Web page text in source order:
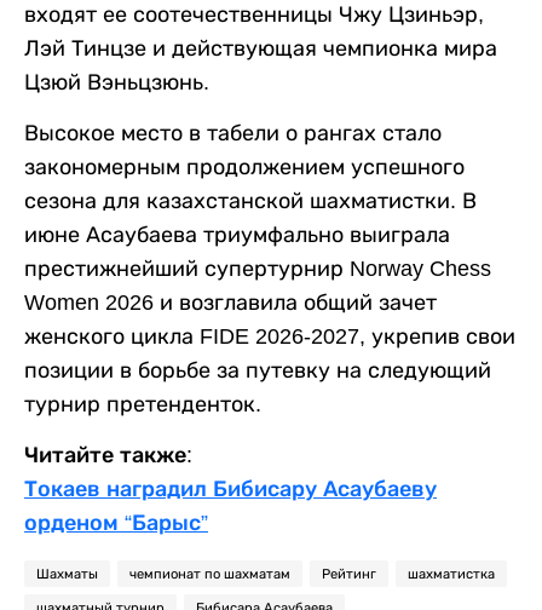
входят ее соотечественницы Чжу Цзиньэр,
Лэй Тинцзе и действующая чемпионка мира
Цзюй Вэньцзюнь.
Высокое место в табели о рангах стало
закономерным продолжением успешного
сезона для казахстанской шахматистки. В
июне Асаубаева триумфально выиграла
престижнейший супертурнир Norway Chess
Women 2026 и возглавила общий зачет
женского цикла FIDE 2026-2027, укрепив свои
позиции в борьбе за путевку на следующий
турнир претенденток.
Читайте также:
Токаев наградил Бибисару Асаубаеву
орденом “Барыс”
Шахматы чемпионат по шахматам Рейтинг шахматистка